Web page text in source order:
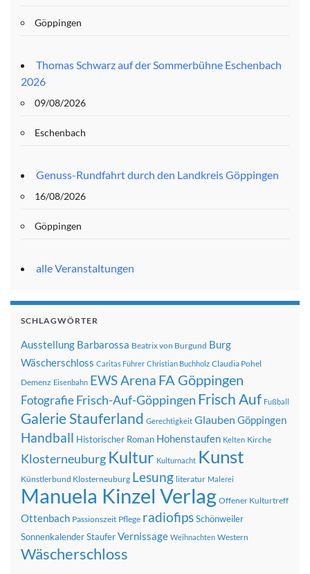
Göppingen
Thomas Schwarz auf der Sommerbühne Eschenbach
2026
09/08/2026
Eschenbach
Genuss-Rundfahrt durch den Landkreis Göppingen
16/08/2026
Göppingen
alle Veranstaltungen
SCHLAGWÖRTER
Ausstellung Barbarossa Beatrix von Burgund Burg
Wäscherschloss Caritas Führer Christian Buchholz Claudia Pohel
Demenz Eisenbahn EWS Arena FA Göppingen
FotografieFrisch-Auf-Göppingen Frisch Auf Fußball
Galerie Stauferland Gerechtigkeit Glauben Göppingen
Handball Historischer Roman Hohenstaufen Kelten Kirche
Klosterneuburg Kultur Kulturnacht Kunst
Künstlerbund Klosterneuburg Lesung literatur Malerei
Manuela Kinzel Verlag Offener Kulturtreff
Ottenbach Passionszeit Pflege radiofipsSchönweiler
SonnenkalenderStauferVernissage Weihnachten Western
Wäscherschloss